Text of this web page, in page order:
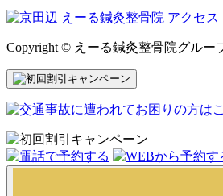
Copyright © えーる鍼灸整骨院グルー